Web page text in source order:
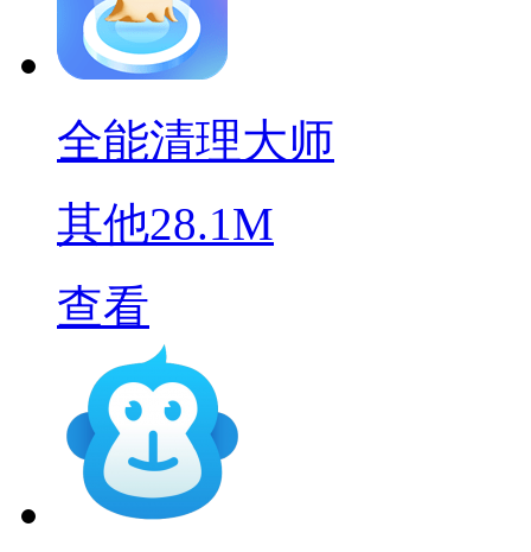
全能清理大师
其他28.1M
查看